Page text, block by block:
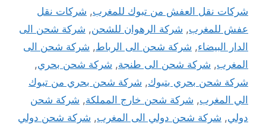
شركات نقل العفش من تبوك للمغرب, شركات نقل
عفش للمغرب, شركة الرهوان للشحن, شركة شحن الى
الدار البيضاء, شركة شحن الى الرباط, شركة شحن الى
المغرب, شركة شحن الى طنجة, شركة شحن بحري,
شركة شحن بحري بتبوك, شركة شحن بحري من تبوك
الي المغرب, شركة شحن خارج المملكة, شركة شحن
دولي, شركة شحن دولي الى المغرب, شركة شحن دولي